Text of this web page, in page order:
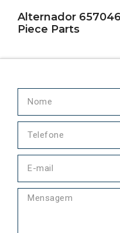
Alternador
Piece Parts